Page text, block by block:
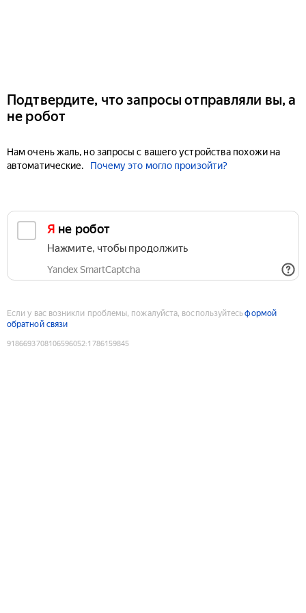
Подтвердите, что запросы отправляли вы, а
не робот
Нам очень жаль, но запросы с вашего устройства похожи на
автоматические.
Почему это могло произойти?
Я не робот
Нажмите, чтобы продолжить
Yandex SmartCaptcha
Если у вас возникли проблемы, пожалуйста, воспользуйтесьформой
обратной связи
9186693708106596052:1786159845